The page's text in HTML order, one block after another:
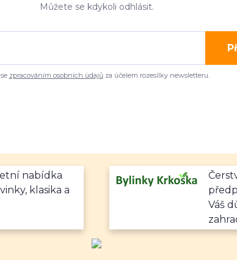
Můžete se kdykoli odhlásit.
zpracováním osobních údajůza účelem rozesílky newsletteru.
nabídka
klasika a
Váš